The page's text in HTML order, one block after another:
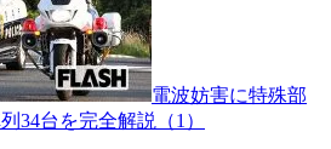
電波妨害に特殊部
34台を完全解説（1）